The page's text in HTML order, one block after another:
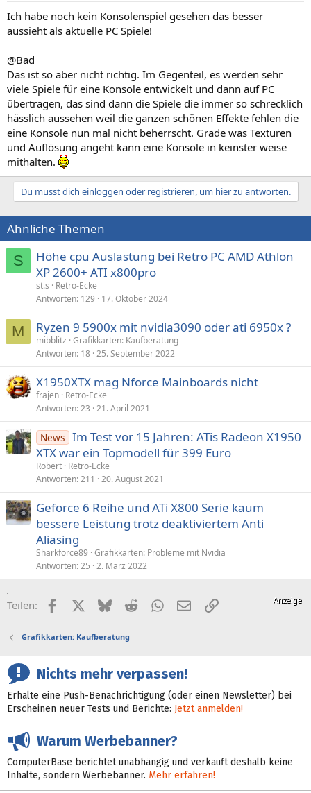
Ich habe noch kein Konsolenspiel gesehen das besser
aussieht als aktuelle PC Spiele!
@Bad
Das ist so aber nicht richtig. Im Gegenteil, es werden sehr
viele Spiele für eine Konsole entwickelt und dann auf PC
übertragen, das sind dann die Spiele die immer so schrecklich
hässlich aussehen weil die ganzen schönen Effekte fehlen die
eine Konsole nun mal nicht beherrscht. Grade was Texturen
und Auflösung angeht kann eine Konsole in keinster weise
mithalten.
Du musst dich einloggen oder registrieren, um hier zu antworten.
Ähnliche Themen
S
Höhe cpu Auslastung bei Retro PC AMD Athlon
XP 2600+ ATI x800pro
st.s
Retro-Ecke
Antworten 129 17. Oktober 2024
M Ryzen 9 5900x mit nvidia3090 oder ati 6950x ?
mibblitz Grafikkarten: Kaufberatung
Antworten 18 25. September 2022
X1950XTX mag Nforce Mainboards nicht
frajen Retro-Ecke
Antworten 23 21. April 2021
News Im Test vor 15 Jahren: ATis Radeon X1950
XTX war ein Topmodell für 399 Euro
Robert Retro-Ecke
Antworten 211 20. August 2021
Geforce 6 Reihe und ATi X800 Serie kaum
bessere Leistung trotz deaktiviertem Anti
Aliasing
Sharkforce89 Grafikkarten: Probleme mit Nvidia
Antworten 25 2. März 2022
Teilen: FacebookX (Twitter)
BlueskyRedditWhatsApp
E-MailLink
Grafikkarten: Kaufberatung
Nichts mehr verpassen!
Erhalte eine Push-Benachrichtigung (oder einen Newsletter) bei
Erscheinen neuer Tests und Berichte: Jetzt anmelden!
Warum Werbebanner?
ComputerBase berichtet unabhängig und verkauft deshalb keine
Inhalte, sondern Werbebanner. Mehr erfahren!